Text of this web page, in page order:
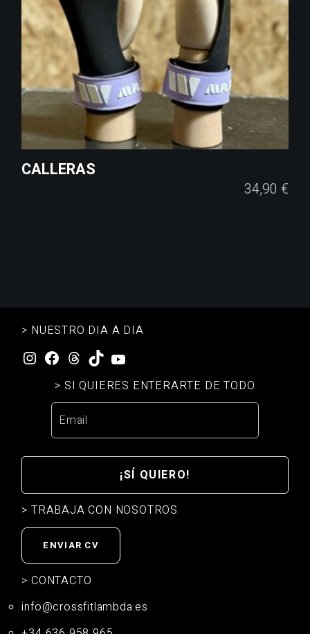
CALLERAS
34,90 €
> NUESTRO DIA A DIA
Instagram
Facebook
Threads
TikTokYouTube
> SI QUIERES ENTERARTE DE TODO
¡SÍ QUIERO!
> TRABAJA CON NOSOTROS
ENVIAR CV
> CONTACTO
info@crossfitlambda.es